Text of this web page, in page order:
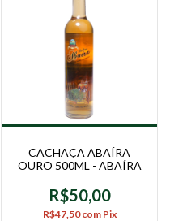
CACHAÇA ABAÍRA
OURO 500ML - ABAÍRA
R$50,00
R$47,50com Pix